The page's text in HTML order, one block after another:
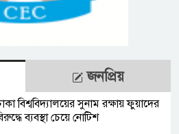
জনপ্রিয়
বিশ্ববিদ্যালয়ের সুনাম রক্ষায় ফুয়াদের
ব্যবস্থা চেয়ে নোটিশ